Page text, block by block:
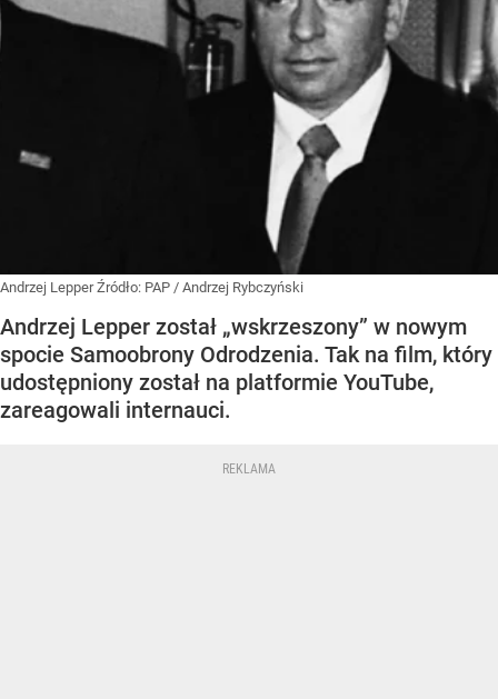
Andrzej LepperŹródło: PAP / Andrzej Rybczyński
Andrzej Lepper został „wskrzeszony” w nowym
spocie Samoobrony Odrodzenia. Tak na film, który
udostępniony został na platformie YouTube,
zareagowali internauci.